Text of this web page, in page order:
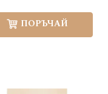
ПОРЪЧАЙ